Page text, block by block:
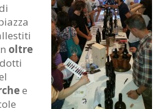
oltre
e